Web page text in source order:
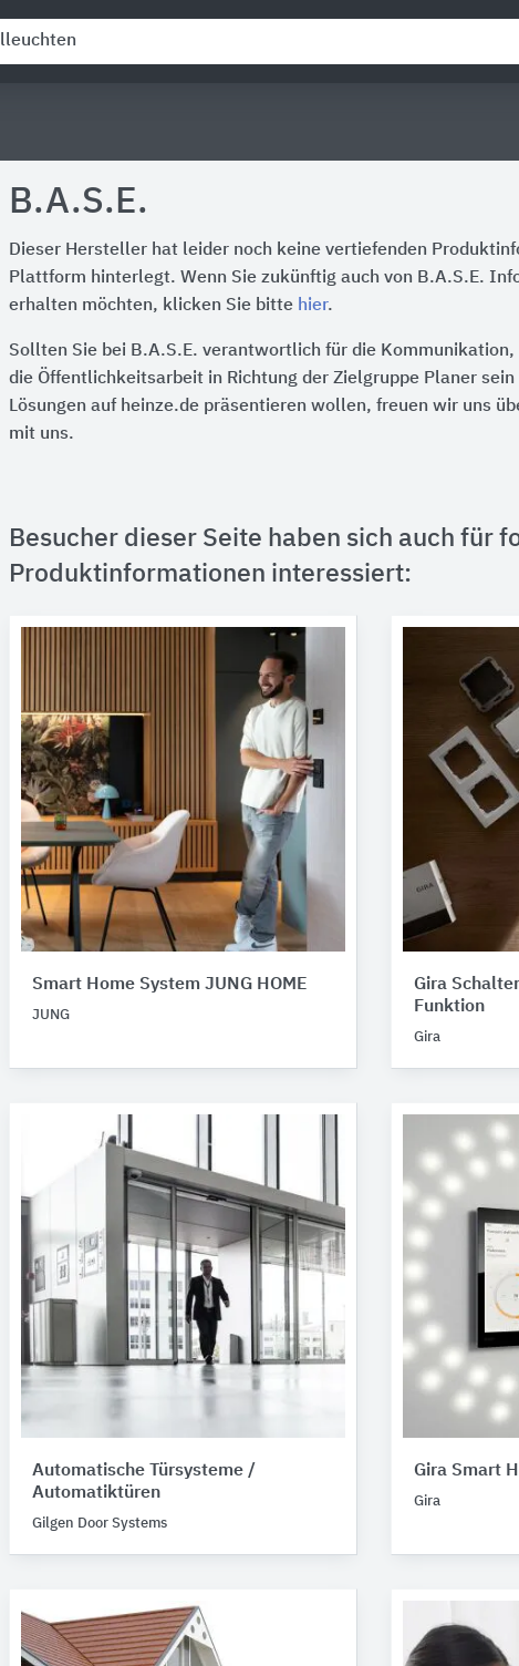
B.A.S.E.
Dieser Hersteller hat leider noch keine vertiefenden
Plattform hinterlegt. Wenn Sie zukünftig auch von B.A.S.E.
erhalten möchten, klicken Sie bitte hier.
Sollten Sie bei B.A.S.E. verantwortlich für die
die Öffentlichkeitsarbeit in Richtung der Zielgruppe Planer
Lösungen auf heinze.de präsentieren wollen, freuen wir uns
mit uns.
Besucher dieser Seite haben sich auch für
Produktinformationen interessiert:
Smart Home System JUNG HOME
JUNG
Gira
Funktion
Gira
Automatische Türsysteme /
Automatiktüren
Gilgen Door Systems
Gira Smart
Gira